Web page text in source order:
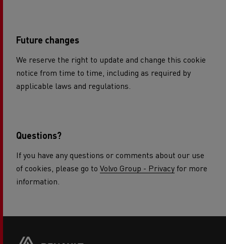
Future changes
We reserve the right to update and change this cookie
notice from time to time, including as required by
applicable laws and regulations.
Questions?
If you have any questions or comments about our use
of cookies, please go to Volvo Group - Privacyfor more
information.